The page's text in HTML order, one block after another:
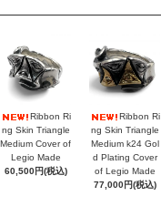
Ribbon Ri
ng Skin Triangle
Medium Cover of
Legio Made
60,500円(税込)
Ribbon Ri
ng Skin Triangle
Medium k24 Gol
d Plating Cover
of Legio Made
77,000円(税込)